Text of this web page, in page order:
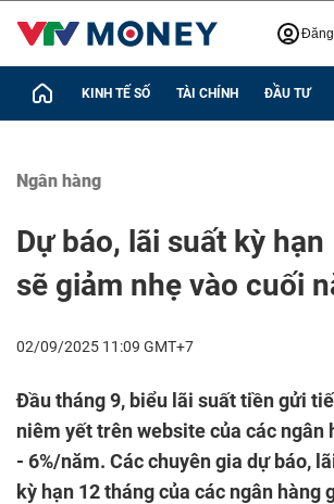
KINH TẾ SỐ TÀI CHÍNH ĐẦU TƯ
Ngân hàng
Dự báo, lãi suất kỳ
sẽ giảm nhẹ vào cuối
02/09/2025 11:09 GMT+7
Đầu tháng 9, biểu lãi suất tiền gửi
niêm yết trên website của các ngân
- 6%/năm. Các chuyên gia dự báo,
kỳ hạn 12 tháng của các ngân hàng